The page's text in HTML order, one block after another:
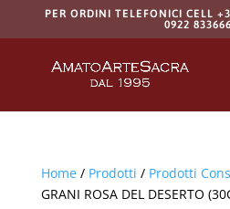
PER ORDINI TELEFONICI CELL
0922 833666
Home/ Prodotti / Prodotti
GRANI ROSA DEL DESERTO